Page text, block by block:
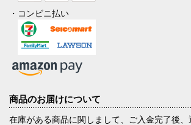
・コンビニ払い
商品のお届けについて
在庫がある商品に関しまして、ご入金完了後